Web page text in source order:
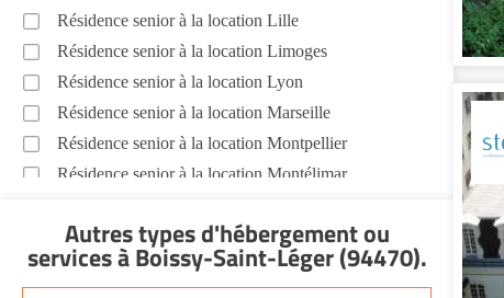
Résidence senior à la location Lille
Résidence senior à la location Limoges
Résidence senior à la location Lyon
Résidence senior à la location Marseille
Résidence senior à la location Montpellier
Résidence senior à la location Montélimar
Résidence senior à la location Nîmes
Résidence senior à la location Orléans
Autres types d'hébergement ou
servicesà Boissy-Saint-Léger (94470).